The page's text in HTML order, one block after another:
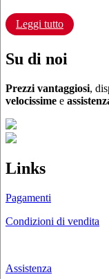
Leggi tutto
Su di noi
Prezzi vantaggiosi,
velocissime e
Links
Pagamenti
Condizioni di vendita
Assistenza